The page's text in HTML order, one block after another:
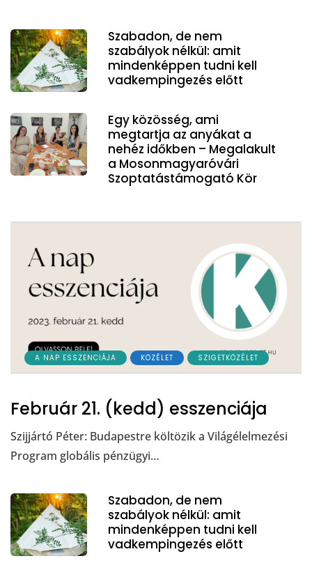
Szabadon, de nem
szabályok nélkül: amit
mindenképpen tudni kell
vadkempingezés előtt
Egy közösség, ami
megtartja az anyákat a
nehéz időkben – Megalakult
a Mosonmagyaróvári
Szoptatástámogató Kör
A NAP ESSZENCIÁJA KÖZÉLET SZIGETKÖZÉLET
Február 21. (kedd) esszenciája
Szijjártó Péter: Budapestre költözik a Világélelmezési
Program globális pénzügyi…
Szabadon, de nem
szabályok nélkül: amit
mindenképpen tudni kell
vadkempingezés előtt